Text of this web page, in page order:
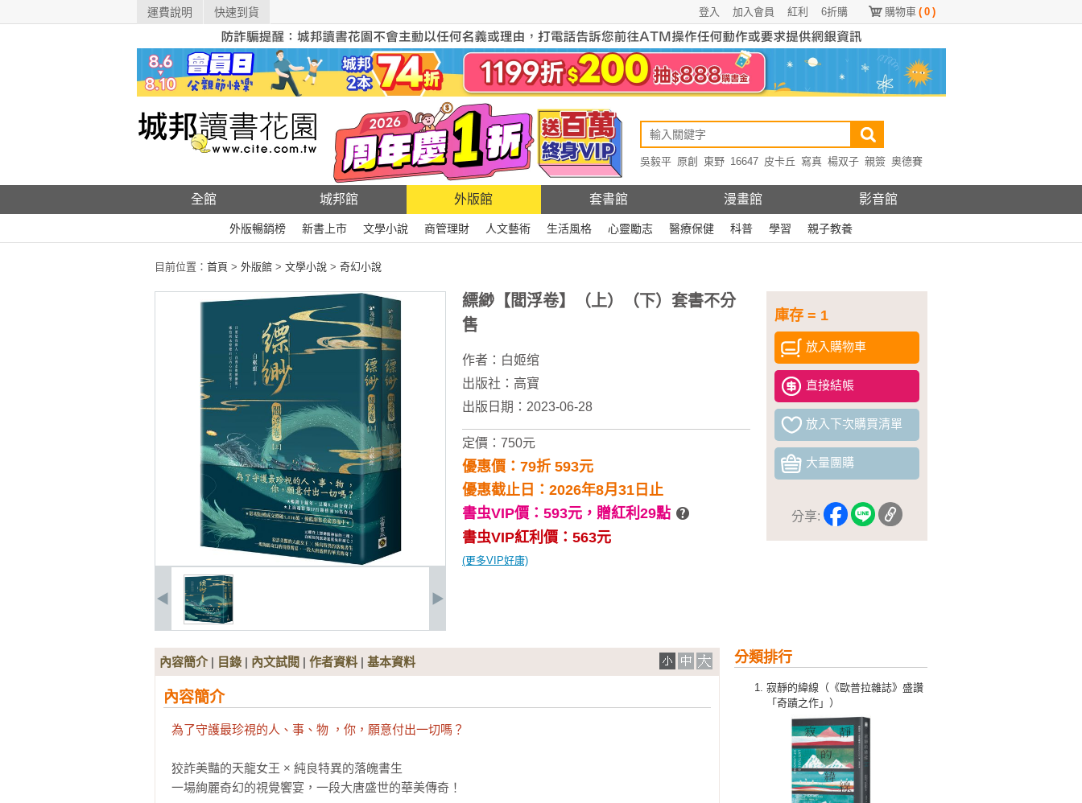
運費說明 快速到貨 購物車 ( 0 )
6折購
紅利
加入會員
登入
吳毅平 原創 東野 16647 皮卡丘 寫真 楊双子 親簽 奧德賽
全館 城邦館 外版館 套書館 漫畫館 影音館
外版暢銷榜 新書上市 文學小說 商管理財 人文藝術 生活風格 心靈勵志 醫療保健 科普 學習 親子教養
目前位置： 首頁 > 外版館 > 文學小說 > 奇幻小說
庫存 = 1
放入購物車
直接結帳
放入下次購買清單
大量團購
分享:
縹緲【閻浮卷】（上）（下）套書不分
售
作者： 白姬绾
出版社： 高寶
出版日期：2023-06-28
定價：750元
優惠價：79折 593元
優惠截止日：2026年8月31日止
書虫VIP價：593元， 贈紅利29點
書虫VIP紅利價：563元
(更多VIP好康)
分類排行
寂靜的緯線（《歐普拉雜誌》盛讚
「奇蹟之作」）
內容簡介| 目錄 | 內文試閱 | 作者資料 | 基本資料
內容簡介
為了守護最珍視的人、事、物 ，你，願意付出一切嗎？
狡詐美豔的天龍女王 × 純良特異的落魄書生
一場絢麗奇幻的視覺饗宴，一段大唐盛世的華美傳奇！